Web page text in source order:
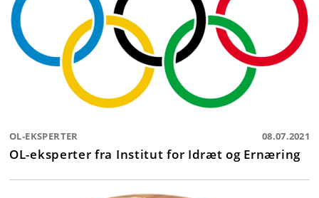
OL-EKSPERTER 08.07.2021
OL-eksperter fra Institut for Idræt og Ernæring